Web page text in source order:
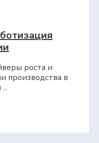
роста и
производства в